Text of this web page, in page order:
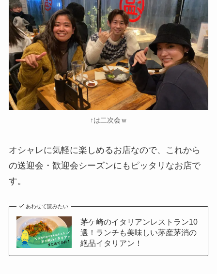
↑は二次会ｗ
オシャレに気軽に楽しめるお店なので、これから
の送迎会・歓迎会シーズンにもピッタリなお店で
す。
あわせて読みたい
茅ケ崎のイタリアンレストラン10
選！ランチも美味しい茅産茅消の
絶品イタリアン！